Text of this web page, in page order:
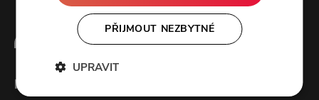
Forendors
PŘIJMOUT NEZBYTNÉ
UPRAVIT